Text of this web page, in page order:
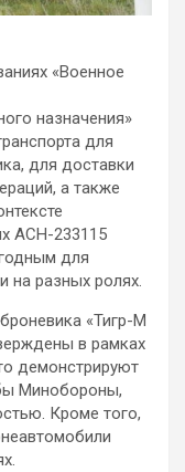
«Военное
назначения»
для
для доставки
а также
АСН-233115
для
на разных ролях.
«Тигр-М
в рамках
демонстрируют
Минобороны,
Кроме того,